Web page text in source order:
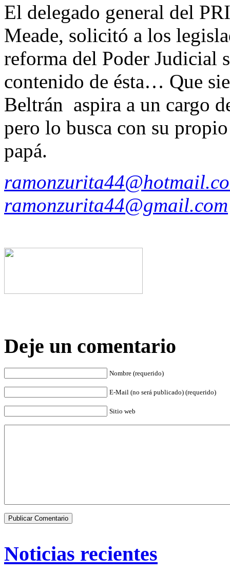
El delegado general del
Meade, solicitó a los
reforma del Poder Judicial
contenido de ésta… Que
Beltrán aspira a un cargo
pero lo busca con su
papá.
ramonzurita44@gmail.com
Deje un comentario
Nombre (requerido)
E-Mail (no será publicado) (requerido)
Sitio web
Noticias recientes